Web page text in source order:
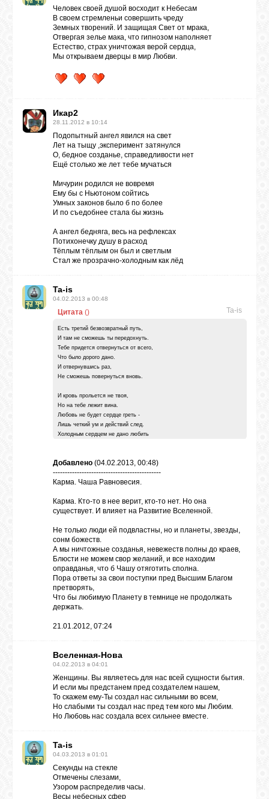
Человек своей душой восходит к Небесам
В своем стремленьи совершить чреду
Земных творений. И защищая Свет от мрака,
Отвергая зелье мака, что гипнозом наполняет
Естество, страх уничтожая верой сердца,
Мы открываем дверцы в мир Любви.
Икар2
28.11.2012 в 10:14
Подопытный ангел явился на свет
Лет на тыщу ,эксперимент затянулся
О, бедное созданье, справедливости нет
Ещё столько же лет тебе мучаться
Мичурин родился не вовремя
Ему бы с Ньютоном сойтись
Умных законов было б по более
И по съедобнее стала бы жизнь
А ангел бедняга, весь на рефлексах
Потихонечку душу в расход
Тёплым тёплым он был и светлым
Стал же прозрачно-холодным как лёд
Ta-is
04.02.2013 в 00:48
Цитата ( Ta-is
)
Есть третий безвозвратный путь,
И там не сможешь ты передохнуть.
Тебе придется отвернуться от всего,
Что было дорого дано.
И отвернувшись раз,
Не сможешь повернуться вновь.
И кровь прольется не твоя,
Но на тебе лежит вина.
Любовь не будет сердце греть -
Лишь четкий ум и действий след.
Холодным сердцем не дано любить
Принадлежать Земле ты будешь безвозвратно.
Привратно принимать событий ход,
Лишь в призме холодного расчета,
И изменив однажды образ,
Вернуться к Небесному Простору
Добавлено (04.02.2013, 00:48)
---------------------------------------------
Карма. Чаша Равновесия.
Карма. Кто-то в нее верит, кто-то нет. Но она
существует. И влияет на Развитие Вселенной.
Не только люди ей подвластны, но и планеты, звезды,
сонм божеств.
А мы ничтожные созданья, невежеств полны до краев,
Блюсти не можем свор желаний, и все находим
оправданья, что б Чашу отяготить сполна.
Пора ответы за свои поступки пред Высшим Благом
претворять,
Что бы любимую Планету в темнице не продолжать
держать.
21.01.2012, 07:24
Вселенная-Нова
04.02.2013 в 04:01
Женщины. Вы являетесь для нас всей сущности бытия.
И если мы предстанем пред создателем нашем,
То скажем ему-Ты создал нас сильными во всем,
Но слабыми ты создал нас пред тем кого мы Любим.
Но Любовь нас создала всех сильнее вместе.
Ta-is
04.03.2013 в 01:01
Секунды на стекле
Отмечены слезами,
Узором распределив часы.
Весы небесных сфер